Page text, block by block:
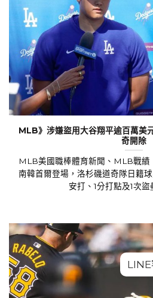
MLB》涉嫌盜用大谷翔平逾百萬美
奇開除
MLB美國職棒體育新聞、MLB戰
南韓首爾登場，洛杉磯道奇隊日籍
安打、1分打點及1次盜
LINE